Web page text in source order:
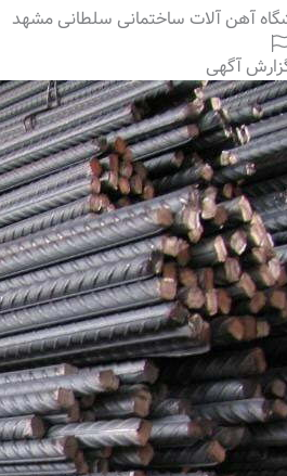
آهن آلات ساختمانی سلطانی مشهد
آگهی